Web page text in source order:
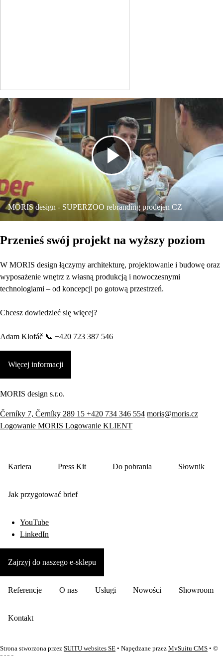
MORIS design - SUPERZOO rebranding prodejen CZ
Przenieś swój projekt na wyższy poziom
W MORIS design łączymy architekturę, projektowanie i budowę oraz
wyposażenie wnętrz z własną produkcją i nowoczesnymi
technologiami – od koncepcji po gotową przestrzeń.
Chcesz dowiedzieć się więcej?
Adam Klofáč 📞 +420 723 387 546
Więcej informacji
MORIS design s.r.o.
Černíky 7, Černíky 289 15 +420 734 346 554 moris@moris.cz
Logowanie MORIS Logowanie KLIENT
Kariera Press Kit Do pobrania Słownik
Jak przygotować brief
YouTube
LinkedIn
Zajrzyj do naszego e-sklepu
Referencje O nas Usługi Nowości Showroom
Kontakt
Strona stworzona przez SUITU websites SE • Napędzane przez MySuitu CMS • ©